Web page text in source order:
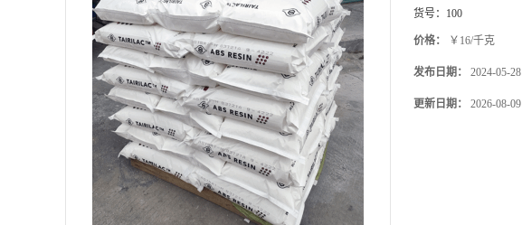
货号： 100
价格： ￥16/千克
发布日期： 2024-05-28
更新日期： 2026-08-09